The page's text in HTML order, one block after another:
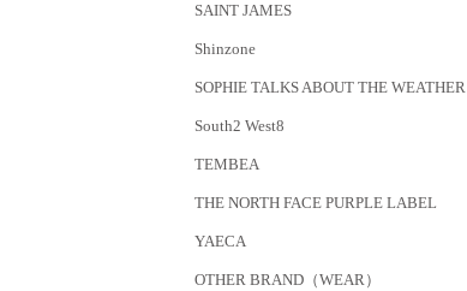
SAINT JAMES
Shinzone
SOPHIE TALKS ABOUT THE WEATHER
South2 West8
TEMBEA
THE NORTH FACE PURPLE LABEL
YAECA
OTHER BRAND（WEAR）